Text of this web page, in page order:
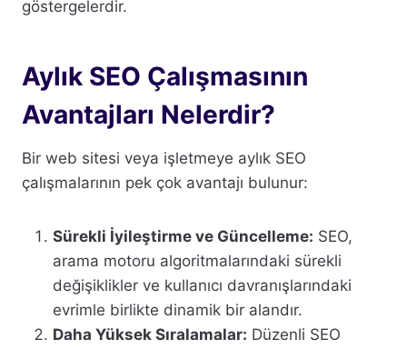
göstergelerdir.
Aylık SEO Çalışmasının
Avantajları Nelerdir?
Bir web sitesi veya işletmeye aylık SEO
çalışmalarının pek çok avantajı bulunur:
Sürekli İyileştirme ve Güncelleme: SEO,
arama motoru algoritmalarındaki sürekli
değişiklikler ve kullanıcı davranışlarındaki
evrimle birlikte dinamik bir alandır.
Daha Yüksek Sıralamalar: Düzenli SEO